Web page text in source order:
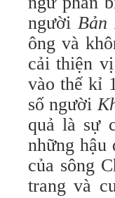
ngườiBản
ông và
cải thiện
vào thế kỉ
số người
quả là sự
những hậu
của sông
trang và